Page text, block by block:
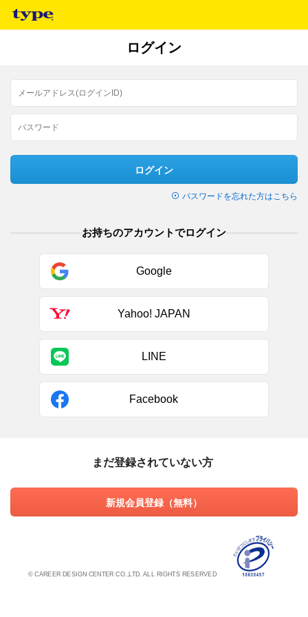
ログイン
ログイン
パスワードを忘れた方はこちら
お持ちのアカウントでログイン
Google
Yahoo! JAPAN
LINE
Facebook
まだ登録されていない方
新規会員登録（無料）
© CAREER DESIGN CENTER CO.,LTD. ALL RIGHTS RESERVED